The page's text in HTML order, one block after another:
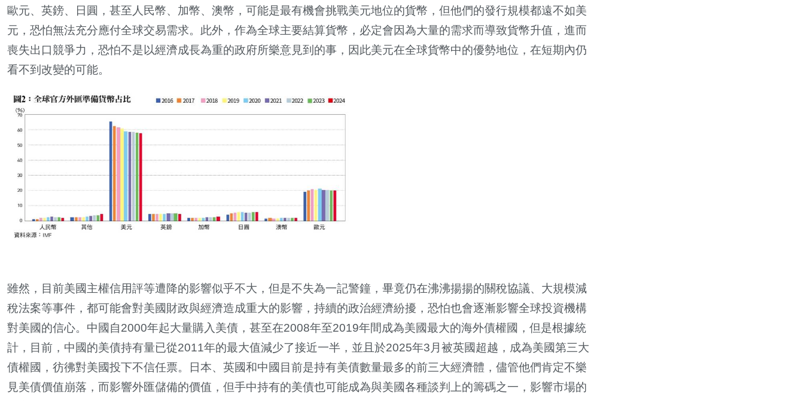
歐元、英鎊、日圓，甚至人民幣、加幣、澳幣，可能是最有機會挑戰美元地位的貨幣，但他們的發行規模都遠不如美
元，恐怕無法充分應付全球交易需求。此外，作為全球主要結算貨幣，必定會因為大量的需求而導致貨幣升值，進而
喪失出口競爭力，恐怕不是以經濟成長為重的政府所樂意見到的事，因此美元在全球貨幣中的優勢地位，在短期內仍
看不到改變的可能。
雖然，目前美國主權信用評等遭降的影響似乎不大，但是不失為一記警鐘，畢竟仍在沸沸揚揚的關稅協議、大規模減
稅法案等事件，都可能會對美國財政與經濟造成重大的影響，持續的政治經濟紛擾，恐怕也會逐漸影響全球投資機構
對美國的信心。中國自2000年起大量購入美債，甚至在2008年至2019年間成為美國最大的海外債權國，但是根據統
計，目前，中國的美債持有量已從2011年的最大值減少了接近一半，並且於2025年3月被英國超越，成為美國第三大
債權國，彷彿對美國投下不信任票。日本、英國和中國目前是持有美債數量最多的前三大經濟體，儘管他們肯定不樂
見美債價值崩落，而影響外匯儲備的價值，但手中持有的美債也可能成為與美國各種談判上的籌碼之一，影響市場的